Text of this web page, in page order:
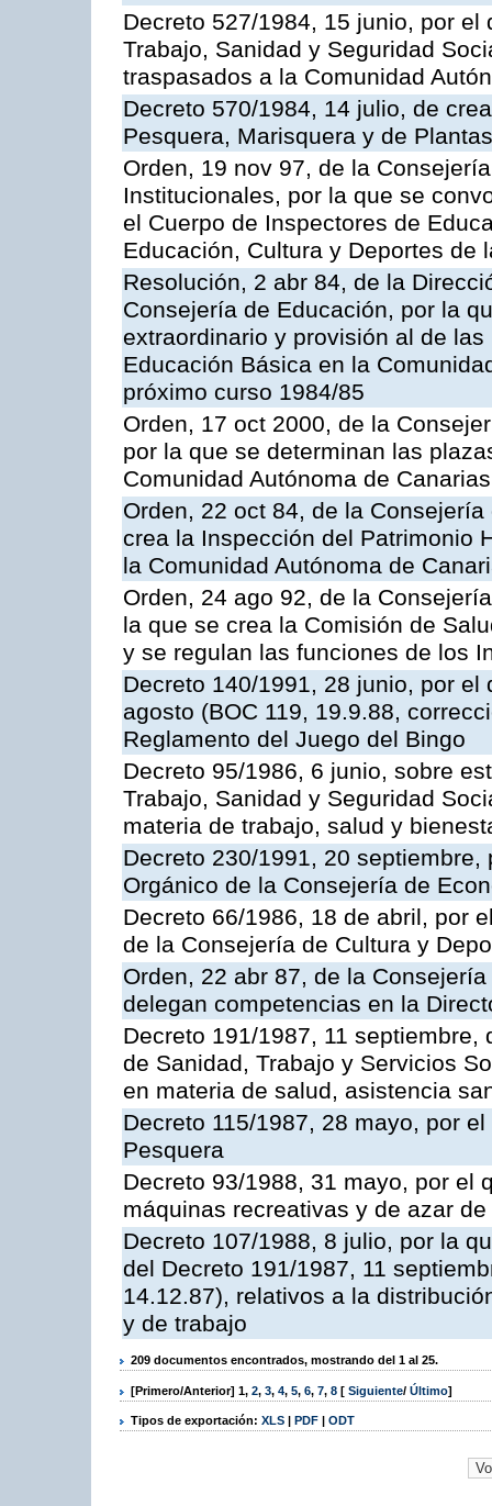
Decreto 527/1984, 15 junio, por
Trabajo, Sanidad y Seguridad
traspasados a la Comunidad
Decreto 570/1984, 14 julio, de
Pesquera, Marisquera y de
Orden, 19 nov 97, de la
Institucionales, por la que se
el Cuerpo de Inspectores de
Educación, Cultura y Deportes de
Resolución, 2 abr 84, de la
Consejería de Educación, por la
extraordinario y provisión al de
Educación Básica en la
próximo curso 1984/85
Orden, 17 oct 2000, de la
por la que se determinan las
Comunidad Autónoma de Canarias
Orden, 22 oct 84, de la
crea la Inspección del Patrimonio
la Comunidad Autónoma de
Orden, 24 ago 92, de la
la que se crea la Comisión de
y se regulan las funciones de los
Decreto 140/1991, 28 junio, por
agosto (BOC 119, 19.9.88,
Reglamento del Juego del Bingo
Decreto 95/1986, 6 junio, sobre
Trabajo, Sanidad y Seguridad
materia de trabajo, salud y
Decreto 230/1991, 20
Orgánico de la Consejería de
Decreto 66/1986, 18 de abril, por
de la Consejería de Cultura y
Orden, 22 abr 87, de la
delegan competencias en la
Decreto 191/1987, 11
de Sanidad, Trabajo y Servicios
en materia de salud, asistencia
Decreto 115/1987, 28 mayo, por
Pesquera
Decreto 93/1988, 31 mayo, por el
máquinas recreativas y de azar
Decreto 107/1988, 8 julio, por la
del Decreto 191/1987, 11
14.12.87), relativos a la
y de trabajo
209 documentos encontrados, mostrando del 1 al 25.
[Primero/Anterior] 1, 2, 3, 4, 5, 6, 7, 8 [ Siguiente/ Último]
Tipos de exportación: XLS | PDF | ODT